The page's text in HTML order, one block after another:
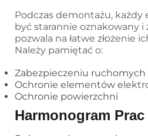
Podczas demontażu,
być starannie oznakowany i
pozwala na łatwe złożenie
Należy pamiętać o:
Zabezpieczeniu ruchomych
Ochronie elementów
Ochronie powierzchni
Harmonogram Prac